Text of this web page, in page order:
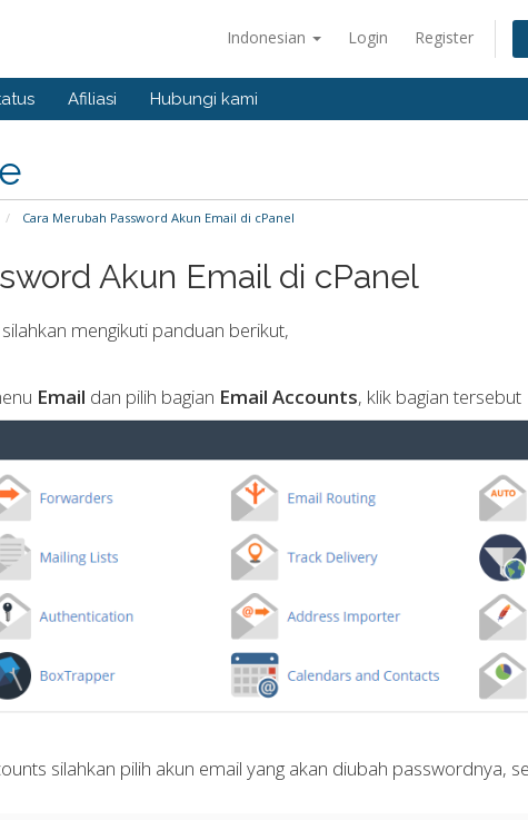
Indonesian Login Register
Afiliasi Hubungi kami
Cara Merubah Password Akun Email di cPanel
Akun Email di cPanel
mengikuti panduan berikut,
Email dan pilih bagian Email Accounts, klik bagian tersebut
silahkan pilih akun email yang akan diubah passwordnya,